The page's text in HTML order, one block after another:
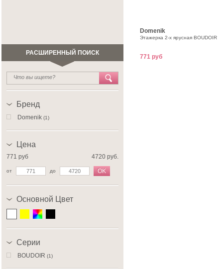
РАСШИРЕННЫЙ ПОИСК
Бренд
Domenik (1)
Цена
771 руб 4720 руб.
от до OK
Основной Цвет
Серии
BOUDOIR (1)
Domenik
Этажерка 2-х ярусная BOUDOIR
771 руб